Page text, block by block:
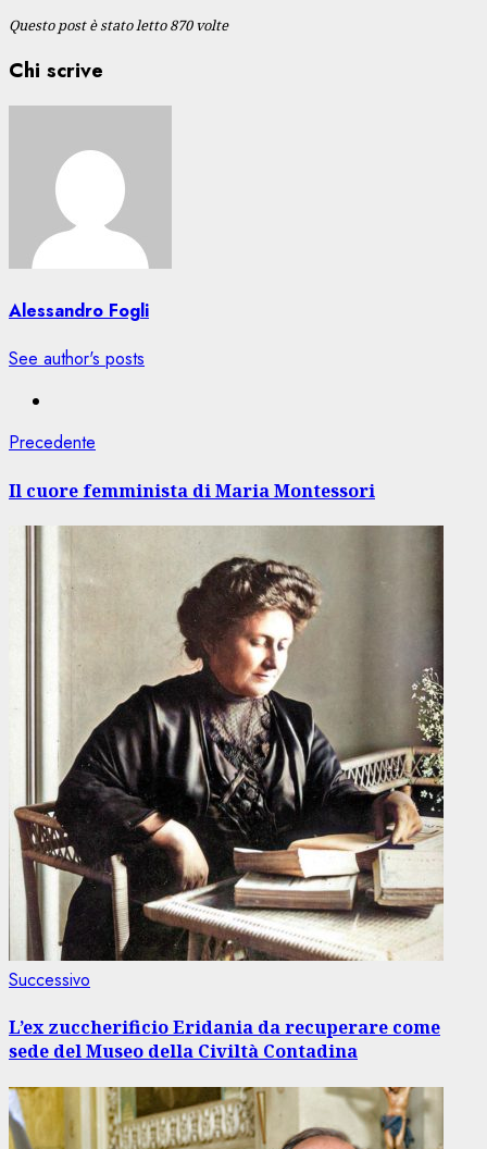
Questo post è stato letto 870 volte
Chi scrive
Alessandro Fogli
See author's posts
Navigazione
articolo
Precedente
Il cuore femminista di Maria Montessori
Successivo
L’ex zuccherificio Eridania da recuperare come
sede del Museo della Civiltà Contadina